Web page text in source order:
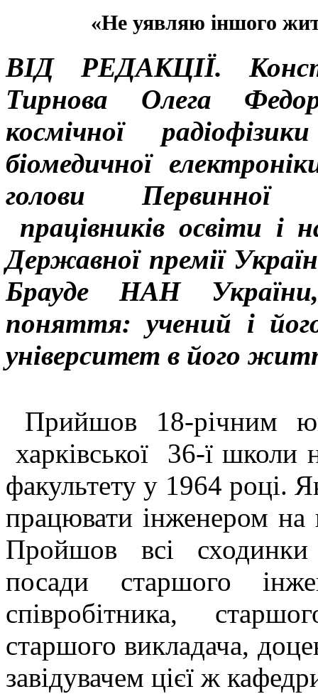
«Не уявляю іншого
ВІД РЕДАКЦІЇ.
Тирнова Олега
космічної
біомедичної
голови Первинної
працівників освіти і
Державної премії
Брауде НАН
поняття: учений і
університет в його
Прийшов 18-річним
харківської 36-ї школи
факультету у 1964 році.
працювати інженером на
Пройшов всі сходинки
посади старшого
співробітника,
старшого викладача,
завідувачем цієї ж